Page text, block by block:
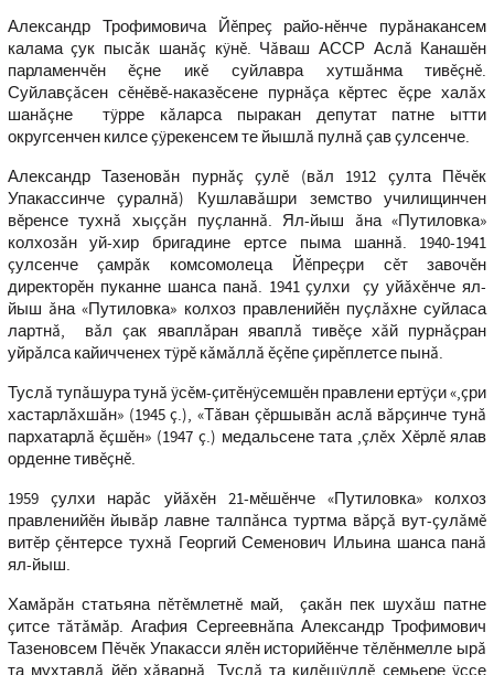
Александр Трофимовича Йĕпреç райо-нĕнче пурăнакансем
калама çук пысăк шанăç кÿнĕ. Чăваш АССР Аслă Канашĕн
парламенчĕн ĕçне икĕ суйлавра хутшăнма тивĕçнĕ.
Суйлавçăсен сĕнĕвĕ-наказĕсене пурнăçа кĕртес ĕçре халăх
шанăçне тÿрре кăларса пыракан депутат патне ытти
округсенчен килсе çÿрекенсем те йышлă пулнă çав çулсенче.
Александр Тазеновăн пурнăç çулĕ (вăл 1912 çулта Пĕчĕк
Упакассинче çуралнă) Кушлавăшри земство училищинчен
вĕренсе тухнă хыççăн пуçланнă. Ял-йыш ăна «Путиловка»
колхозăн уй-хир бригадине ертсе пыма шаннă. 1940-1941
çулсенче çамрăк комсомолеца Йĕпреçри сĕт завочĕн
директорĕн пуканне шанса панă. 1941 çулхи çу уйăхĕнче ял-
йыш ăна «Путиловка» колхоз правленийĕн пуçлăхне суйласа
лартнă, вăл çак яваплăран яваплă тивĕçе хăй пурнăçран
уйрăлса кайичченех тÿрĕ кăмăллă ĕçĕпе çирĕплетсе пынă.
Туслă тупăшура тунă ÿсĕм-çитĕнÿсемшĕн правлени ертÿçи «,çри
хастарлăхшăн» (1945 ç.), «Тăван çĕршывăн аслă вăрçинче тунă
пархатарлă ĕçшĕн» (1947 ç.) медальсене тата ,çлĕх Хĕрлĕ ялав
орденне тивĕçнĕ.
1959 çулхи нарăс уйăхĕн 21-мĕшĕнче «Путиловка» колхоз
правленийĕн йывăр лавне талпăнса туртма вăрçă вут-çулăмĕ
витĕр çĕнтерсе тухнă Георгий Семенович Ильина шанса панă
ял-йыш.
Хамăрăн статьяна пĕтĕмлетнĕ май, çакăн пек шухăш патне
çитсе тăтăмăр. Агафия Сергеевнăпа Александр Трофимович
Тазеновсем Пĕчĕк Упакасси ялĕн историйĕнче тĕлĕнмелле ырă